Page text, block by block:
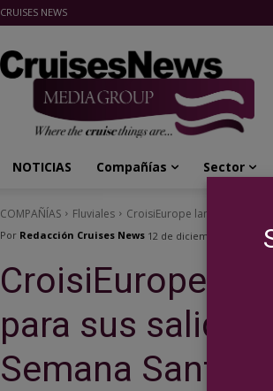
CRUISES NEWS
NOTICIAS Compañías Sector
COMPAÑÍAS Fluviales CroisiEurope lanza tarifas
Por Redacción Cruises News 12 de diciembre de 2019
CroisiEurope
para sus salidas
Semana Santa